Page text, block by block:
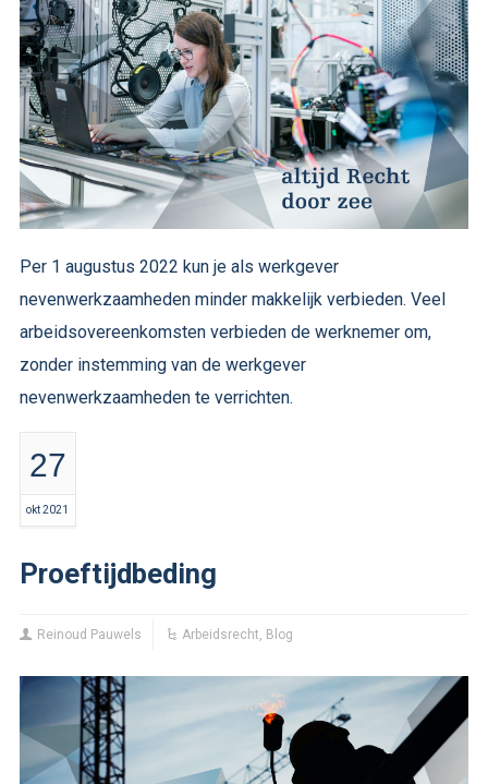
Per 1 augustus 2022 kun je als werkgever
nevenwerkzaamheden minder makkelijk verbieden. Veel
arbeidsovereenkomsten verbieden de werknemer om,
zonder instemming van de werkgever
nevenwerkzaamheden te verrichten.
27
okt 2021
Proeftijdbeding
Reinoud Pauwels Arbeidsrecht, Blog